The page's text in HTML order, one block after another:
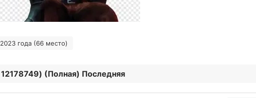
года (66 место)
(Полная) Последняя